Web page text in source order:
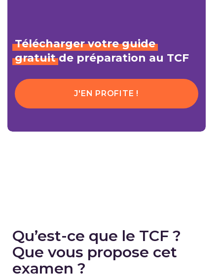
Télécharger votre guide
gratuitde préparation au TCF
J'EN PROFITE !
Qu’est-ce que le TCF ?
Que vous propose cet
examen ?